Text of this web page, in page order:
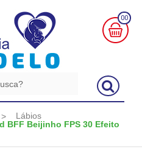
00
0,00
Lábios
BFF Beijinho FPS 30 Efeito